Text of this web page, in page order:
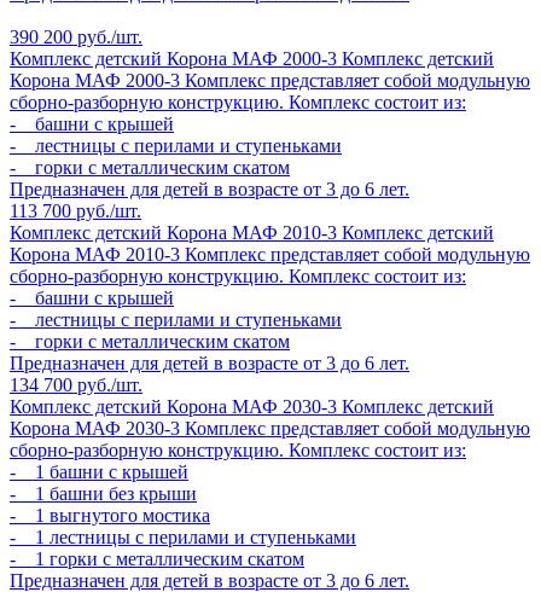
390 200 руб./шт.
Комплекс детский Корона МАФ 2000-3 Комплекс детский
Корона МАФ 2000-3 Комплекс представляет собой модульную
сборно-разборную конструкцию. Комплекс состоит из:
- башни с крышей
- лестницы с перилами и ступеньками
- горки с металлическим скатом
Предназначен для детей в возрасте от 3 до 6 лет.
113 700 руб./шт.
Комплекс детский Корона МАФ 2010-3 Комплекс детский
Корона МАФ 2010-3 Комплекс представляет собой модульную
сборно-разборную конструкцию. Комплекс состоит из:
- башни с крышей
- лестницы с перилами и ступеньками
- горки с металлическим скатом
Предназначен для детей в возрасте от 3 до 6 лет.
134 700 руб./шт.
Комплекс детский Корона МАФ 2030-3 Комплекс детский
Корона МАФ 2030-3 Комплекс представляет собой модульную
сборно-разборную конструкцию. Комплекс состоит из:
- 1 башни с крышей
- 1 башни без крыши
- 1 выгнутого мостика
- 1 лестницы с перилами и ступеньками
- 1 горки с металлическим скатом
Предназначен для детей в возрасте от 3 до 6 лет.